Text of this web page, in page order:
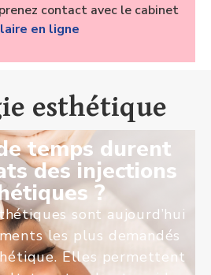
contact avec le cabinet
en ligne
esthétique
temps durent
des injections
?
sont aujourd’hui
les plus demandés
Elles permettent